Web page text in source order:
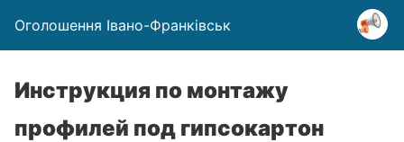
Оголошення Івано-Франківськ
Инструкция по монтажу
профилей под гипсокартон